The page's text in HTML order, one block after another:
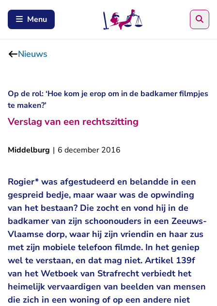
Menu
Nieuws
Op de rol: ‘Hoe kom je erop om in de badkamer filmpjes
te maken?’
Verslag van een rechtszitting
Middelburg | 6 december 2016
Rogier* was afgestudeerd en belandde in een
gespreid bedje, maar waar was de opwinding
van het bestaan? Die zocht en vond hij in de
badkamer van zijn schoonouders in een Zeeuws-
Vlaamse dorp, waar hij zijn vriendin en haar zus
met zijn mobiele telefoon filmde. In het geniep
wel te verstaan, en dat mag niet. Artikel 139f
van het Wetboek van Strafrecht verbiedt het
heimelijk vervaardigen van beelden van mensen
die zich in een woning of op een andere niet